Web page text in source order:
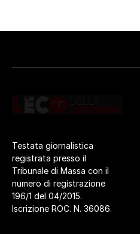
Testata giornalistica
registrata presso il
Tribunale di Massa con il
numero di registrazione
196/1 del 04/2015.
Iscrizione ROC. N. 36086.